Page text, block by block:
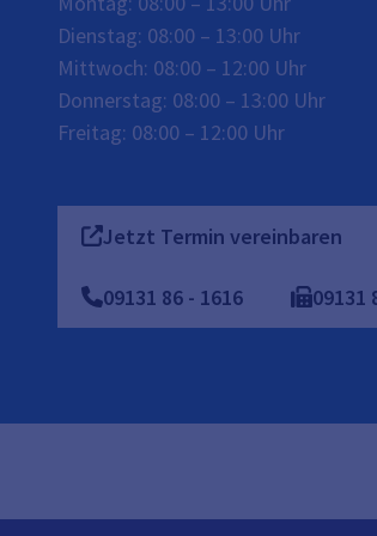
Dienstag: 08:00 – 13:00 Uhr
Mittwoch: 08:00 – 12:00 Uhr
Donnerstag: 08:00 – 13:00 Uhr
Freitag: 08:00 – 12:00 Uhr
Jetzt Termin vereinbaren
09131 86 - 1616 09131